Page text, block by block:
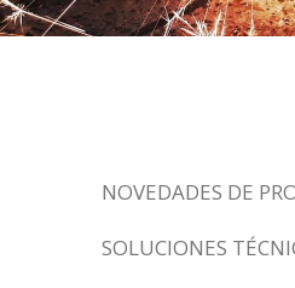
NOVEDADES DE
SOLUCIONES